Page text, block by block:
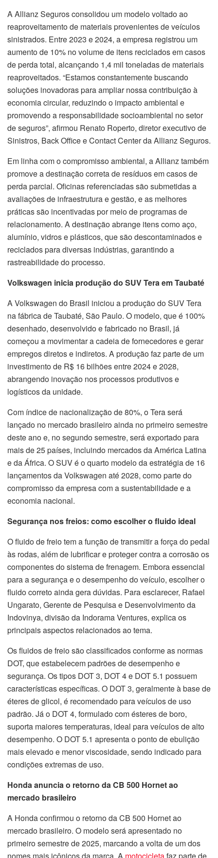
A Allianz Seguros consolidou um modelo voltado ao
reaproveitamento de materiais provenientes de veículos
sinistrados. Entre 2023 e 2024, a empresa registrou um
aumento de 10% no volume de itens reciclados em casos
de perda total, alcançando 1,4 mil toneladas de materiais
reaproveitados. “Estamos constantemente buscando
soluções inovadoras para ampliar nossa contribuição à
economia circular, reduzindo o impacto ambiental e
promovendo a responsabilidade socioambiental no setor
de seguros”, afirmou Renato Roperto, diretor executivo de
Sinistros, Back Office e Contact Center da Allianz Seguros.
Em linha com o compromisso ambiental, a Allianz também
promove a destinação correta de resíduos em casos de
perda parcial. Oficinas referenciadas são submetidas a
avaliações de infraestrutura e gestão, e as melhores
práticas são incentivadas por meio de programas de
relacionamento. A destinação abrange itens como aço,
alumínio, vidros e plásticos, que são descontaminados e
reciclados para diversas indústrias, garantindo a
rastreabilidade do processo.
Volkswagen inicia produção do SUV Tera em Taubaté
A Volkswagen do Brasil iniciou a produção do SUV Tera
na fábrica de Taubaté, São Paulo. O modelo, que é 100%
desenhado, desenvolvido e fabricado no Brasil, já
começou a movimentar a cadeia de fornecedores e gerar
empregos diretos e indiretos. A produção faz parte de um
investimento de R$ 16 bilhões entre 2024 e 2028,
abrangendo inovação nos processos produtivos e
logísticos da unidade.
Com índice de nacionalização de 80%, o Tera será
lançado no mercado brasileiro ainda no primeiro semestre
deste ano e, no segundo semestre, será exportado para
mais de 25 países, incluindo mercados da América Latina
e da África. O SUV é o quarto modelo da estratégia de 16
lançamentos da Volkswagen até 2028, como parte do
compromisso da empresa com a sustentabilidade e a
economia nacional.
Segurança nos freios: como escolher o fluido ideal
O fluido de freio tem a função de transmitir a força do pedal
às rodas, além de lubrificar e proteger contra a corrosão os
componentes do sistema de frenagem. Embora essencial
para a segurança e o desempenho do veículo, escolher o
fluido correto ainda gera dúvidas. Para esclarecer, Rafael
Ungarato, Gerente de Pesquisa e Desenvolvimento da
Indovinya, divisão da Indorama Ventures, explica os
principais aspectos relacionados ao tema.
Os fluidos de freio são classificados conforme as normas
DOT, que estabelecem padrões de desempenho e
segurança. Os tipos DOT 3, DOT 4 e DOT 5.1 possuem
características específicas. O DOT 3, geralmente à base de
éteres de glicol, é recomendado para veículos de uso
padrão. Já o DOT 4, formulado com ésteres de boro,
suporta maiores temperaturas, ideal para veículos de alto
desempenho. O DOT 5.1 apresenta o ponto de ebulição
mais elevado e menor viscosidade, sendo indicado para
condições extremas de uso.
Honda anuncia o retorno da CB 500 Hornet ao
mercado brasileiro
A Honda confirmou o retorno da CB 500 Hornet ao
mercado brasileiro. O modelo será apresentado no
primeiro semestre de 2025, marcando a volta de um dos